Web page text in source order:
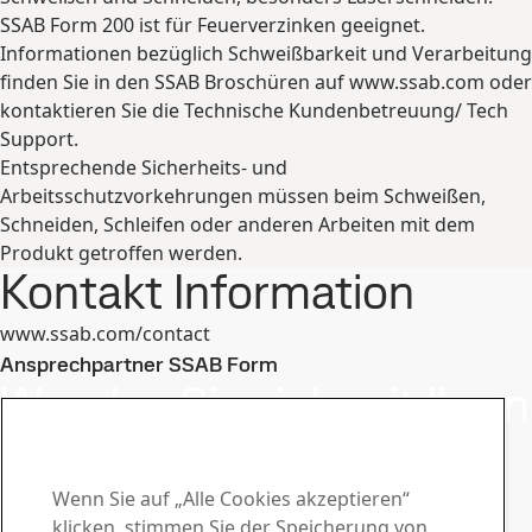
SSAB Form 200 ist für Feuerverzinken geeignet.
Informationen bezüglich Schweißbarkeit und Verarbeitung
finden Sie in den SSAB Broschüren auf www.ssab.com oder
kontaktieren Sie die Technische Kundenbetreuung/ Tech
Support.
Entsprechende Sicherheits- und
Arbeitsschutzvorkehrungen müssen beim Schweißen,
Schneiden, Schleifen oder anderen Arbeiten mit dem
Produkt getroffen werden.
Kontakt Information
www.ssab.com/contact
Ansprechpartner SSAB Form
Wenden Sie sich mit Ihren
unsWenn Sie auf „Alle Cookies akzeptieren“